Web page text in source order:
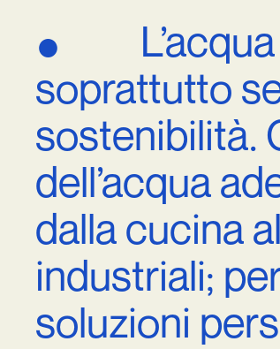
● L’acqua
soprattutto
sostenibilità.
dell’acqua
dallacucinaal
industriali;
soluzioni